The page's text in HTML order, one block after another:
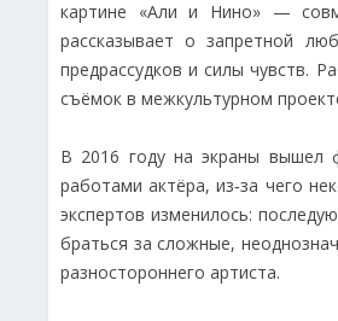
картине «Али и Нино» —
рассказывает о запретной
предрассудков и силы чувств.
съёмок в межкультурном
В 2016 году на экраны вышел
работами актёра, из‑за чего
экспертов изменилось:
браться за сложные,
разностороннего артиста.